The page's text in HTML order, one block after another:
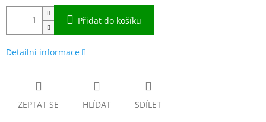
Přidat do košíku
Detailní informace
ZEPTAT SE HLÍDAT SDÍLET